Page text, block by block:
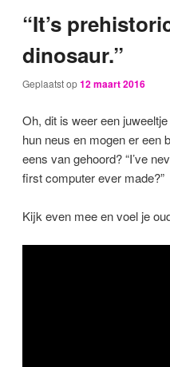
primaire
secundaire
“It’s
dinosaur.”
Geplaatst op12 maart 2016
Oh, dit is weer een
hun neus en mogen er een
eens van gehoord? “I’ve
first computer ever made?”
Kijk even mee en voel je